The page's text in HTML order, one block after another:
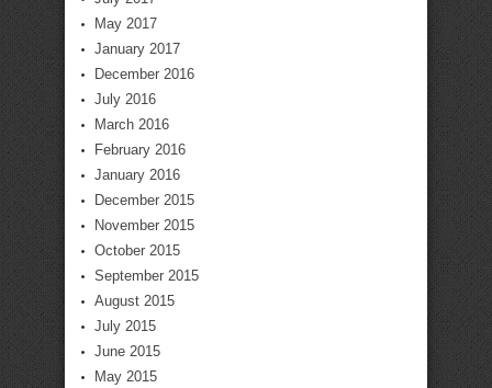
May 2017
January 2017
December 2016
July 2016
March 2016
February 2016
January 2016
December 2015
November 2015
October 2015
September 2015
August 2015
July 2015
June 2015
May 2015